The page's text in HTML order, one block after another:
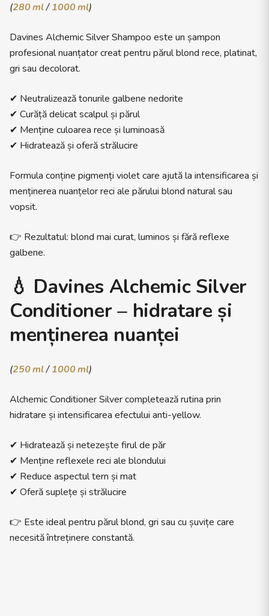
(280 ml/1000 ml)
Davines Alchemic Silver Shampoo este un șampon
profesional nuanțator creat pentru părul blond rece, platinat,
gri sau decolorat.
✔ Neutralizează tonurile galbene nedorite
✔ Curăță delicat scalpul și părul
✔ Menține culoarea rece și luminoasă
✔ Hidratează și oferă strălucire
Formula conține pigmenți violet care ajută la intensificarea și
menținerea nuanțelor reci ale părului blond natural sau
vopsit.
👉 Rezultatul: blond mai curat, luminos și fără reflexe
galbene.
💧 Davines Alchemic Silver
Conditioner – hidratare și
menținerea nuanței
(250 ml/1000 ml)
Alchemic Conditioner Silver completează rutina prin
hidratare și intensificarea efectului anti-yellow.
✔ Hidratează și netezește firul de păr
✔ Menține reflexele reci ale blondului
✔ Reduce aspectul tern și mat
✔ Oferă suplețe și strălucire
👉 Este ideal pentru părul blond, gri sau cu șuvițe care
necesită întreținere constantă.